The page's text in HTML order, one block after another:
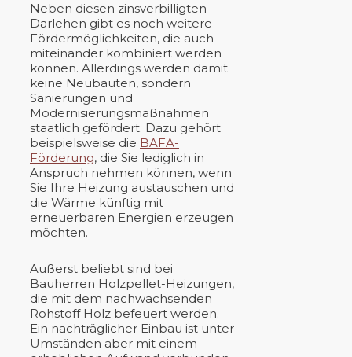
Neben diesen zinsverbilligten
Darlehen gibt es noch weitere
Fördermöglichkeiten, die auch
miteinander kombiniert werden
können. Allerdings werden damit
keine Neubauten, sondern
Sanierungen und
Modernisierungsmaßnahmen
staatlich gefördert. Dazu gehört
beispielsweise die BAFA-
Förderung, die Sie lediglich in
Anspruch nehmen können, wenn
Sie Ihre Heizung austauschen und
die Wärme künftig mit
erneuerbaren Energien erzeugen
möchten.
Äußerst beliebt sind bei
Bauherren Holzpellet-Heizungen,
die mit dem nachwachsenden
Rohstoff Holz befeuert werden.
Ein nachträglicher Einbau ist unter
Umständen aber mit einem